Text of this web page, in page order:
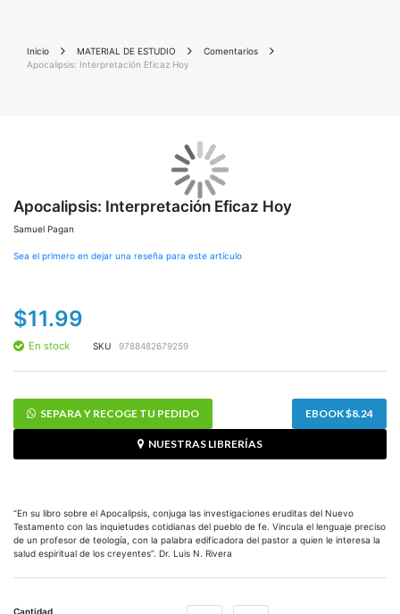
Inicio MATERIAL DE ESTUDIO
Comentarios
Apocalipsis: Interpretación Eficaz Hoy
final
la
de
Apocalipsis: Interpretación Eficaz Hoy
Samuel Pagan
Sea el primero en dejar una reseña para este artículo
$11.99
En stock SKU 9788482679259
SEPARA Y RECOGE TU PEDIDO EBOOK $8.24
NUESTRAS LIBRERÍAS
“En su libro sobre el Apocalipsis, conjuga las investigaciones eruditas del Nuevo
Testamento con las inquietudes cotidianas del pueblo de fe. Vincula el lenguaje preciso
de un profesor de teología, con la palabra edificadora del pastor a quien le interesa la
salud espiritual de los creyentes”. Dr. Luis N. Rivera
Cantidad